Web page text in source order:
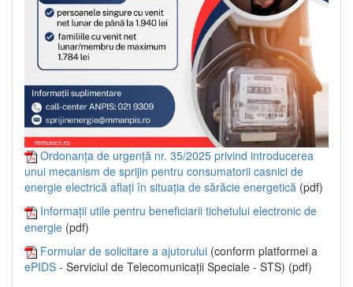
Ordonanța de urgență nr. 35/2025 privind introducerea
unui mecanism de sprijin pentru consumatorii casnici de
energie electrică aflați în situația de sărăcie energetică (pdf)
Informații utile pentru beneficiarii tichetului electronic de
energie (pdf)
Formular de solicitare a ajutorului (conform platformei a
ePIDS - Serviciul de Telecomunicații Speciale - STS) (pdf)